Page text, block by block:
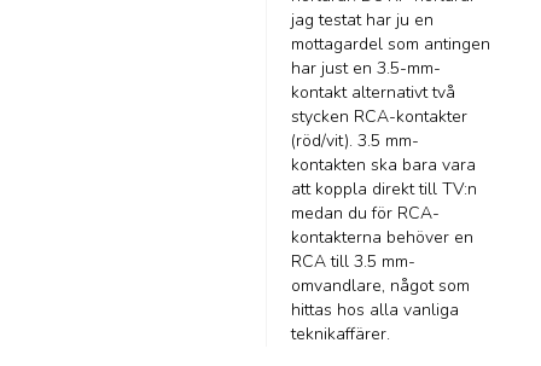
jag testat har ju en
mottagardel som antingen
har just en 3.5-mm-
kontakt alternativt två
stycken RCA-kontakter
(röd/vit). 3.5 mm-
kontakten ska bara vara
att koppla direkt till TV:n
medan du för RCA-
kontakterna behöver en
RCA till 3.5 mm-
omvandlare, något som
hittas hos alla vanliga
teknikaffärer.